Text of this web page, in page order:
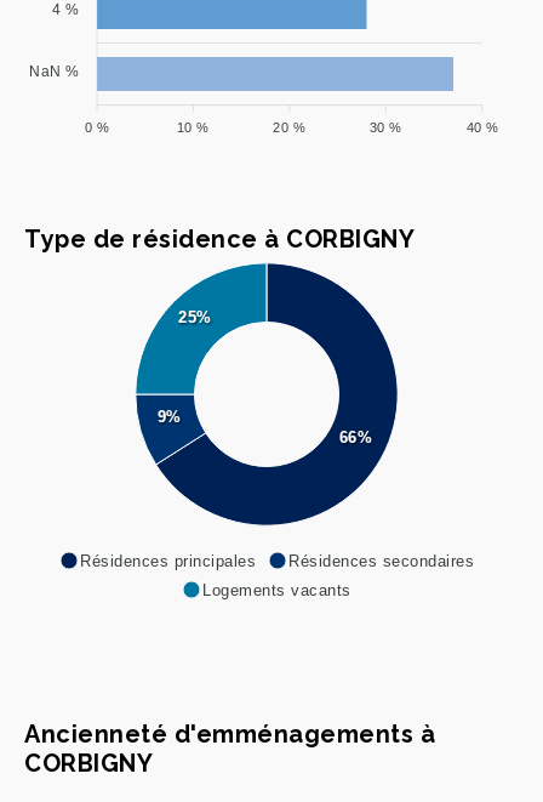
4 %
NaN %
40 %
30 %
20 %
10 %
0 %
Type de résidence à CORBIGNY
66%
9%
25%
Résidences principales
Résidences secondaires
Logements vacants
Ancienneté d'emménagements à
CORBIGNY